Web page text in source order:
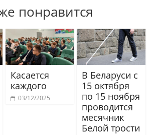
понравится
Касается
каждого
03/12/2025
В Беларуси с
15 октября
по 15 ноября
проводится
месячник
Белой трости